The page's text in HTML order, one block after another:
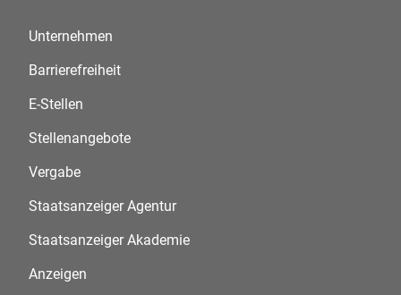
Unternehmen
Barrierefreiheit
E-Stellen
Stellenangebote
Vergabe
Staatsanzeiger Agentur
Staatsanzeiger Akademie
Anzeigen